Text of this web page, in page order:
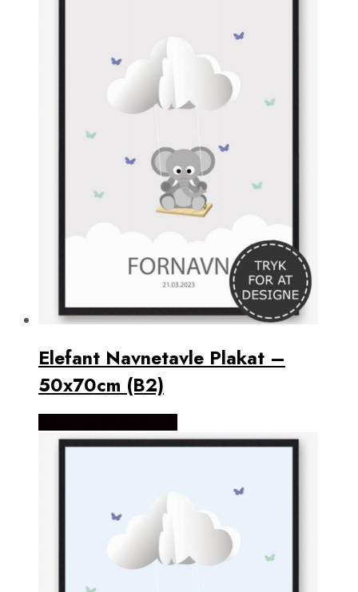
Elefant Navnetavle Plakat –
50x70cm (B2)